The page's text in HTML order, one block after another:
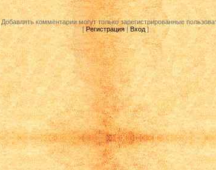
Добавлять комментарии могут только зарегистрированные
[Регистрация|Вход]